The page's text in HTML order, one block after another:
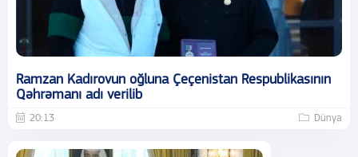
Ramzan Kadırovun oğluna Çeçenistan Respublikasının
Qəhrəmanı adı verilib
20:13 Dünya